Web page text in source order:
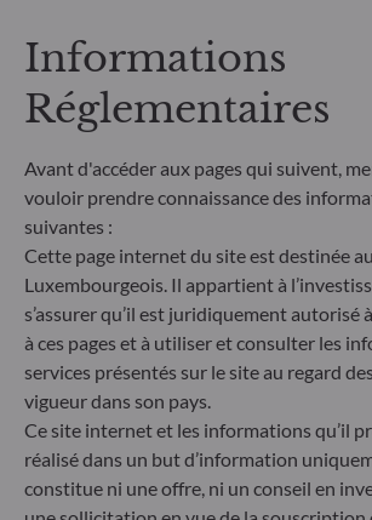
Tous les documents
COMMENT SOUSCRIRE
Quelle est la
étape ?
Informations
Réglementaires
Avant d'accéder aux pages qui suivent,
vouloir prendre connaissance des
suivantes :
Cette page internet du site est destinée
Luxembourgeois. Il appartient à
s’assurer qu’il est juridiquement autorisé
à ces pages et à utiliser et consulter les
services présentés sur le site au regard
vigueur dans son pays.
Ce site internet et les informations qu’il
réalisé dans un but d’information
constitue ni une offre, ni un conseil en